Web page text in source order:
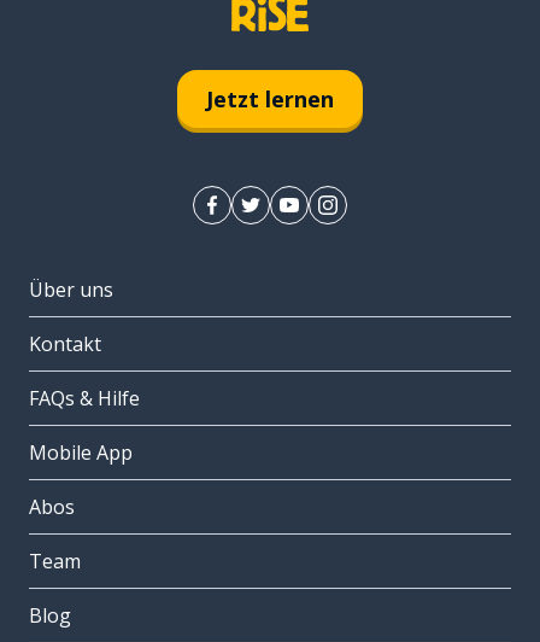
Jetzt lernen
Über uns
Kontakt
FAQs & Hilfe
Mobile App
Abos
Team
Blog